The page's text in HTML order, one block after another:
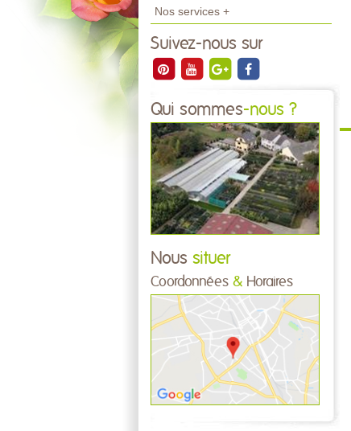
Nos services +
Suivez-nous sur
Qui sommes-nous ?
Nous situer
Coordonnées & Horaires